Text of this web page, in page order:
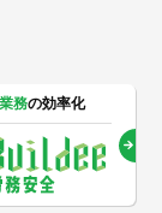
務の効率化